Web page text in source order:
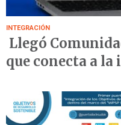
INTEGRACIÓN
Llegó
que conecta a